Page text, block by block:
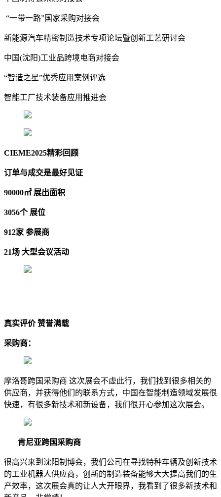
“一带一路”国家采购对接会
新能源汽车精密制造技术专项论坛暨创新工艺研讨会
中国(沈阳)工业品跨境电商对接会
“智造之星”优秀应用案例评选
智能工厂技术装备应用推进会
CIEME2025精彩回顾
订单与成交是最好见证
90000㎡ 展出面积
3056个 展位
912家 参展商
21场 大型会议活动
真实评价 赞誉满载
采购商：
摩洛哥跨国采购商 这次展会不虚此行，我们找到很多相关的
供应商，并获得他们的联系方式，中国在智能制造领域发展很
快速，有很多新技术和新设备，我们很开心参加这次展会。
肯尼亚跨国采购商
很高兴来到沈阳制博会，我们公司在寻找特种车辆及创新技术
的工业机器人供应商，创新的制造装备能够大大提高我们的生
产效率，这次展会真的让人大开眼界，我看到了很多新技术和